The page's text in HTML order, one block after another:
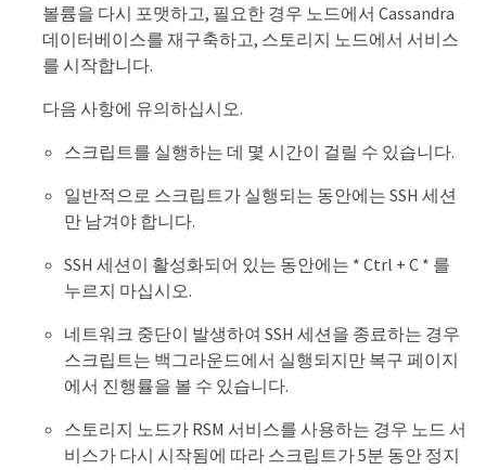
볼륨을 다시 포맷하고, 필요한 경우 노드에서 Cassandra
데이터베이스를 재구축하고, 스토리지 노드에서 서비스
를 시작합니다.
다음 사항에 유의하십시오.
스크립트를 실행하는 데 몇 시간이 걸릴 수 있습니다.
일반적으로 스크립트가 실행되는 동안에는 SSH 세션
만 남겨야 합니다.
SSH 세션이 활성화되어 있는 동안에는 * Ctrl + C * 를
누르지 마십시오.
네트워크 중단이 발생하여 SSH 세션을 종료하는 경우
스크립트는 백그라운드에서 실행되지만 복구 페이지
에서 진행률을 볼 수 있습니다.
스토리지 노드가 RSM 서비스를 사용하는 경우 노드 서
비스가 다시 시작됨에 따라 스크립트가 5분 동안 정지